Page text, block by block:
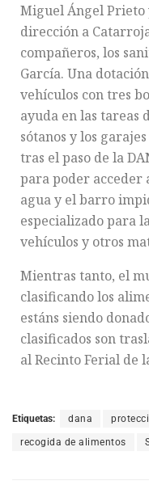
Miguel Ángel Prieto
dirección a
compañeros, los
García. Una
vehículos con tres
ayuda en las tareas
sótanos y los
tras el paso de la
para poder acceder
agua y el barro
especializado para
vehículos y otros
Mientras tanto, el
clasificando los
estáns siendo
clasificados son
al Recinto Ferial de
Etiquetas: dana
recogida de alimentos